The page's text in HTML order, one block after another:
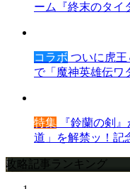
ーム『終末のタイ
コラボ ついに虎王
で「魔神英雄伝ワ
特集 『鈴蘭の剣
道」を解禁ッ！記
攻略記事ランキング